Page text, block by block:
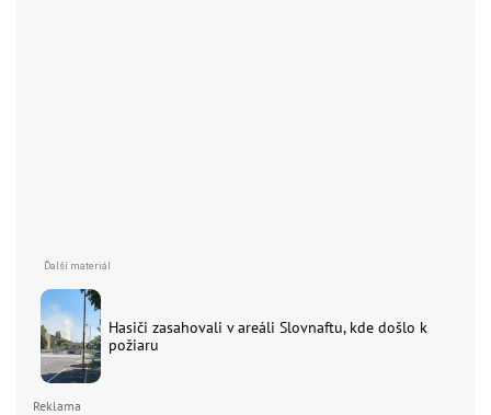
Hasiči zasahovali v areáli Slovnaftu, kde došlo k
požiaru
Reklama